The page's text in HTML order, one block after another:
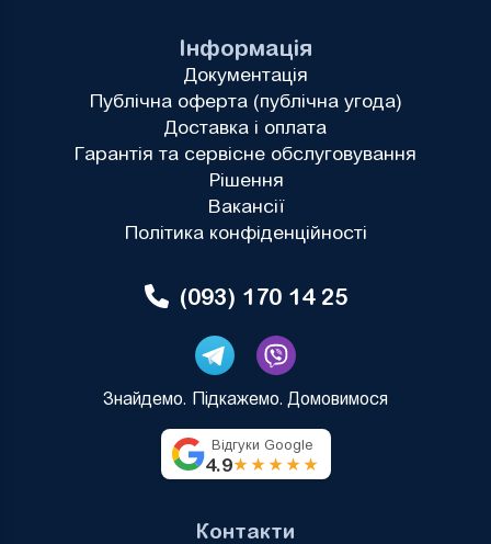
Інформація
Документація
Публічна оферта (публічна угода)
Доставка і оплата
Гарантія та сервісне обслуговування
Рішення
Вакансії
Політика конфіденційності
(093) 170 14 25
Знайдемо. Підкажемо. Домовимося
Відгуки Google
4.9★★★★★
Контакти